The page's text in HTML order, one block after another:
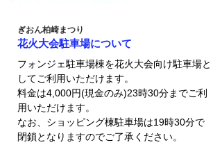
ぎおん柏崎まつり
花火大会駐車場について
フォンジェ駐車場棟を花火大会向け駐車場と
してご利用いただけます。
料金は4,000円(現金のみ)23時30分までご利
用いただけます。
​なお、ショッピング棟駐車場は19時30分で
閉鎖となりますのでご了承ください。